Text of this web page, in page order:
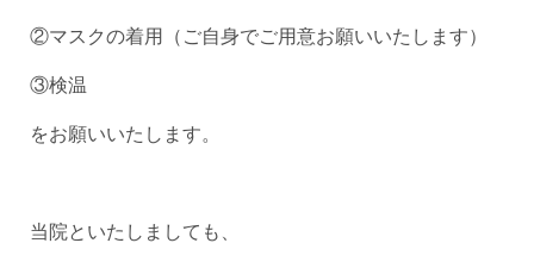
②マスクの着用（ご自身でご用意お願いいたします）
③検温
をお願いいたします。
当院といたしましても、